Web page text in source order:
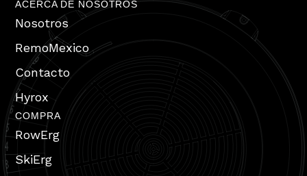
ACERCA DE NOSOTROS
Nosotros
RemoMexico
Contacto
Hyrox
COMPRA
RowErg
SkiErg